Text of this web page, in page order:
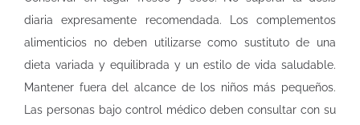
diaria expresamente recomendada. Los complementos
alimenticios no deben utilizarse como sustituto de una
dieta variada y equilibrada y un estilo de vida saludable.
Mantener fuera del alcance de los niños más pequeños.
Las personas bajo control médico deben consultar con su